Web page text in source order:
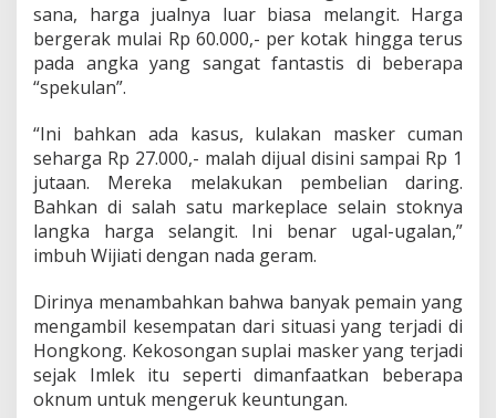
d
a
n
H
g
a
J
u
a
l
n
y
M
e
l
n
g
sana, harga jualnya luar biasa melangit. Harga
bergerak mulai Rp 60.000,- per kotak hingga terus
pada angka yang sangat fantastis di beberapa
“spekulan”.
“Ini bahkan ada kasus, kulakan masker cuman
seharga Rp 27.000,- malah dijual disini sampai Rp 1
jutaan. Mereka melakukan pembelian daring.
Bahkan di salah satu markeplace selain stoknya
langka harga selangit. Ini benar ugal-ugalan,”
imbuh Wijiati dengan nada geram.
Dirinya menambahkan bahwa banyak pemain yang
mengambil kesempatan dari situasi yang terjadi di
Hongkong. Kekosongan suplai masker yang terjadi
sejak Imlek itu seperti dimanfaatkan beberapa
oknum untuk mengeruk keuntungan.